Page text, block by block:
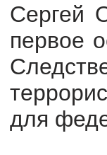
Сергей
первое
для